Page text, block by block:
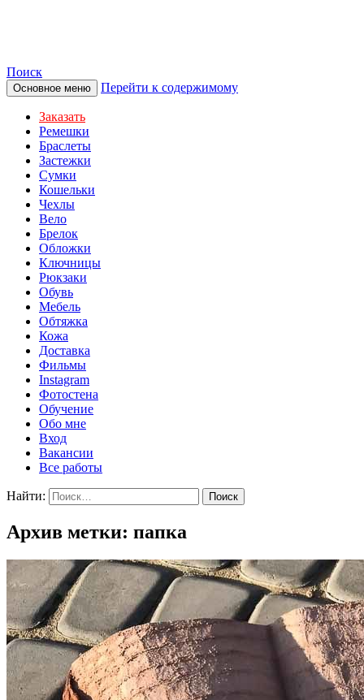
Поиск
Основное меню Перейти к содержимому
Заказать
Ремешки
Браслеты
Застежки
Сумки
Кошельки
Чехлы
Вело
Брелок
Обложки
Ключницы
Рюкзаки
Обувь
Мебель
Обтяжка
Кожа
Доставка
Фильмы
Instagram
Фотостена
Обучение
Обо мне
Вход
Вакансии
Все работы
Найти:
Архив метки: папка